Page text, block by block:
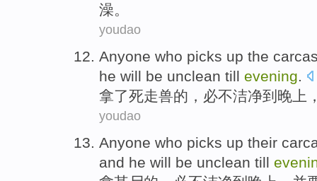
澡。
youdao
Anyone who picks up the
he will be unclean till evening.
拿了死走兽的， 必不洁净到 晚上
youdao
Anyone who picks up their
and he will be unclean till